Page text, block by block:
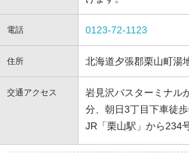
電話 0123-72-1123
住所 北海道夕張郡栗山町湯
交通アクセス
岩見沢バスターミナル
分、朝日3丁目下車徒
JR「栗山駅」から234